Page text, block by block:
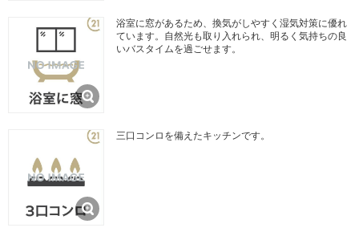
浴室に窓があるため、換気がしやすく湿気対策に優れ
ています。自然光も取り入れられ、明るく気持ちの良
いバスタイムを過ごせます。
三口コンロを備えたキッチンです。